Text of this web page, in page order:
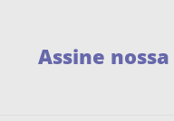
Assine